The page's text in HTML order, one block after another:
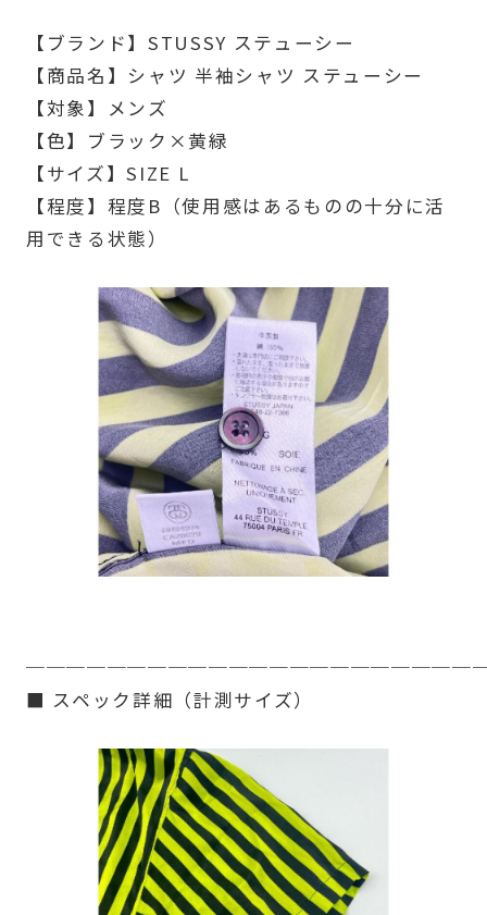
【ブランド】STUSSY ステューシー
【商品名】シャツ 半袖シャツ ステューシー
【対象】メンズ
【色】ブラック×黄緑
【サイズ】SIZE L
【程度】程度B（使用感はあるものの十分に活
用できる状態）
■ スペック詳細（計測サイズ）